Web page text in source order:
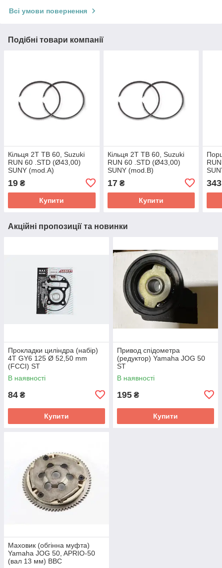
Всі умови повернення
Подібні товари компанії
Кільця 2T TB 60, Suzuki
RUN 60 .STD (Ø43,00)
SUNY (mod.A)
19 ₴
Купити
Кільця 2T TB 60, Suzuki
RUN 60 .STD (Ø43,00)
SUNY (mod.B)
17₴
Купити
343
Акційні пропозиції та новинки
Прокладки циліндра (набір)
4T GY6 125 Ø 52,50 mm
(FCCI) ST
В наявності
84 ₴
Купити
Привод спідометра
(редуктор) Yamaha JOG 50
ST
В наявності
195 ₴
Купити
Маховик (обгінна муфта)
Yamaha JOG 50, APRIO-50
(вал 13 мм) BBC